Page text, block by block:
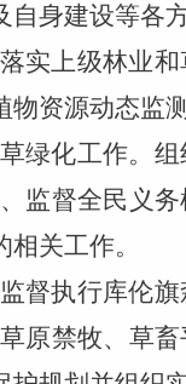
自身建设等各
实上级林业
资源动态监测
绿化工作。
监督全民义
关工作。
督执行库伦
原禁牧、草